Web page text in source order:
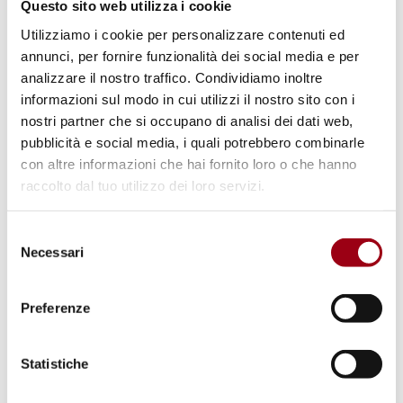
Questo sito web utilizza i cookie
Utilizziamo i cookie per personalizzare contenuti ed
annunci, per fornire funzionalità dei social media e per
analizzare il nostro traffico. Condividiamo inoltre
informazioni sul modo in cui utilizzi il nostro sito con i
nostri partner che si occupano di analisi dei dati web,
pubblicità e social media, i quali potrebbero combinarle
con altre informazioni che hai fornito loro o che hanno
raccolto dal tuo utilizzo dei loro servizi.
delNecessari
Preferenze
Statistiche
UNIONE EUROPEA
Corte di giustizia dell’Unione
Europea
01.01.2024
(Attribution-NonCommercial-NoDerivs Creative